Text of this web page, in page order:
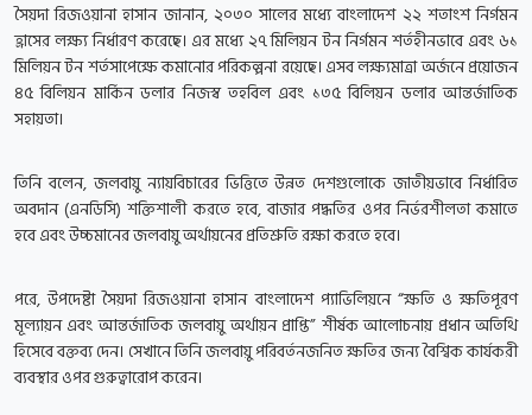
সৈয়দা রিজওয়ানা হাসান জানান, ২০৩০ সালের মধ্যে বাংলাদেশ ২২ শতাংশ নির্গমন
হ্রাসের লক্ষ্য নির্ধারণ করেছে। এর মধ্যে ২৭ মিলিয়ন টন নির্গমন শর্তহীনভাবে এবং ৬১
মিলিয়ন টন শর্তসাপেক্ষে কমানোর পরিকল্পনা রয়েছে। এসব লক্ষ্যমাত্রা অর্জনে প্রয়োজন
৪৫ বিলিয়ন মার্কিন ডলার নিজস্ব তহবিল এবং ১৩৫ বিলিয়ন ডলার আন্তর্জাতিক
সহায়তা।
তিনি বলেন, জলবায়ু ন্যায়বিচারের ভিত্তিতে উন্নত দেশগুলোকে জাতীয়ভাবে নির্ধারিত
অবদান (এনডিসি) শক্তিশালী করতে হবে, বাজার পদ্ধতির ওপর নির্ভরশীলতা কমাতে
হবে এবং উচ্চমানের জলবায়ু অর্থায়নের প্রতিশ্রুতি রক্ষা করতে হবে।
পরে, উপদেষ্টা সৈয়দা রিজওয়ানা হাসান বাংলাদেশ প্যাভিলিয়নে “ক্ষতি ও ক্ষতিপূরণ
মূল্যায়ন এবং আন্তর্জাতিক জলবায়ু অর্থায়ন প্রাপ্তি” শীর্ষক আলোচনায় প্রধান অতিথি
হিসেবে বক্তব্য দেন। সেখানে তিনি জলবায়ু পরিবর্তনজনিত ক্ষতির জন্য বৈশ্বিক কার্যকরী
ব্যবস্থার ওপর গুরুত্বারোপ করেন।